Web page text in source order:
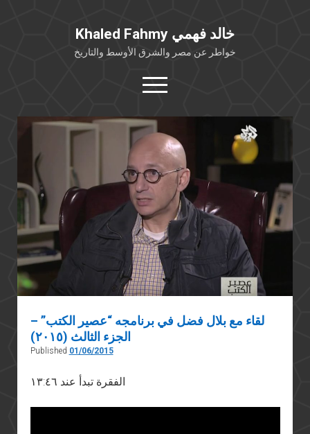
Khaled Fahmy خالد فهمي
خواطر عن مصر والشرق الأوسط والتاريخ
open
menu
twitterfacebook
خلفية شخصية
كتابات أكاديمية
مقالات صحافية
بوستات من فيسبوك
مقابلات في الإعلام
Languages
لقاء مع بلال فضل في برنامجه “عصير الكتب” –
الجزء الثالث (٢٠١٥)
Published 01/06/2015
الفقرة تبدأ عند ١٣:٤٦